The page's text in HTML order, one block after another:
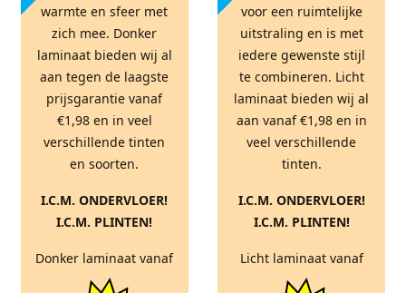
warmte en sfeer met
zich mee. Donker
laminaat bieden wij al
aan tegen de laagste
prijsgarantie vanaf
€1,98 en in veel
verschillende tinten
en soorten.
I.C.M. ONDERVLOER!
I.C.M. PLINTEN!
Donker laminaat vanaf
voor een ruimtelijke
uitstraling en is met
iedere gewenste stijl
te combineren. Licht
laminaat bieden wij al
aan vanaf €1,98 en in
veel verschillende
tinten.
I.C.M. ONDERVLOER!
I.C.M. PLINTEN!
Licht laminaat vanaf